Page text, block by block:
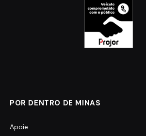
POR DENTRO DE MINAS
Apoie